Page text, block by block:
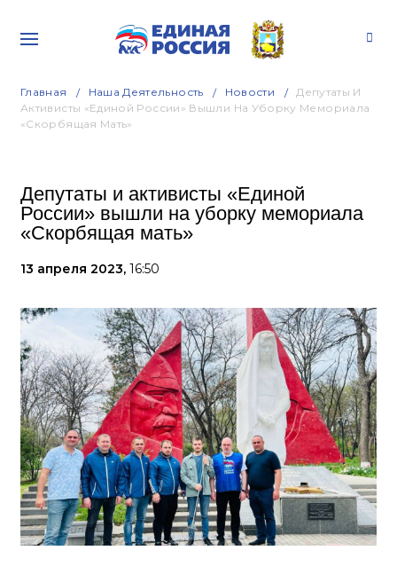
Главная Наша Деятельность Новости
Депутаты И
Активисты «Единой России» Вышли На Уборку Мемориала
«Скорбящая Мать»
Депутаты и активисты «Единой
России» вышли на уборку мемориала
«Скорбящая мать»
13 апреля 2023, 16:50